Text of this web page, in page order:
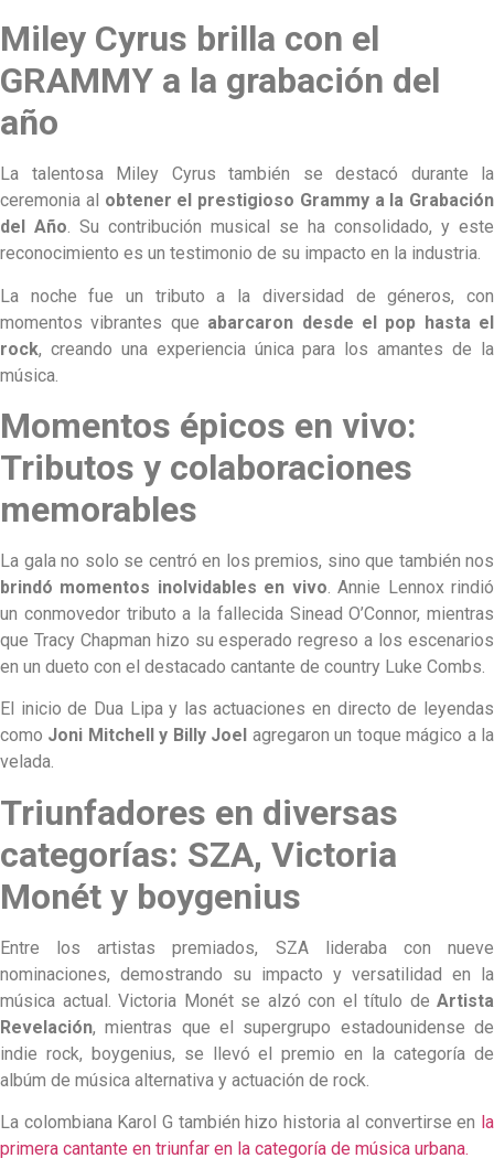
Miley Cyrus brilla con el
GRAMMY a la grabación del
año
La talentosa Miley Cyrus también se destacó durante la
ceremonia al obtener el prestigioso Grammy a la Grabación
del Año. Su contribución musical se ha consolidado, y este
reconocimiento es un testimonio de su impacto en la industria.
La noche fue un tributo a la diversidad de géneros, con
momentos vibrantes que abarcaron desde el pop hasta el
rock, creando una experiencia única para los amantes de la
música.
Momentos épicos en vivo:
Tributos y colaboraciones
memorables
La gala no solo se centró en los premios, sino que también nos
brindó momentos inolvidables en vivo. Annie Lennox rindió
un conmovedor tributo a la fallecida Sinead O’Connor, mientras
que Tracy Chapman hizo su esperado regreso a los escenarios
en un dueto con el destacado cantante de country Luke Combs.
El inicio de Dua Lipa y las actuaciones en directo de leyendas
como Joni Mitchell y Billy Joel agregaron un toque mágico a la
velada.
Triunfadores en diversas
categorías: SZA, Victoria
Monét y boygenius
Entre los artistas premiados, SZA lideraba con nueve
nominaciones, demostrando su impacto y versatilidad en la
música actual. Victoria Monét se alzó con el título de Artista
Revelación, mientras que el supergrupo estadounidense de
indie rock, boygenius, se llevó el premio en la categoría de
albúm de música alternativa y actuación de rock.
La colombiana Karol G también hizo historia al convertirse en la
primera cantante en triunfar en la categoría de música urbana.